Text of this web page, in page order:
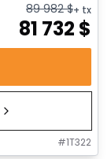
89 982$+ tx
81 732 $
#1T322